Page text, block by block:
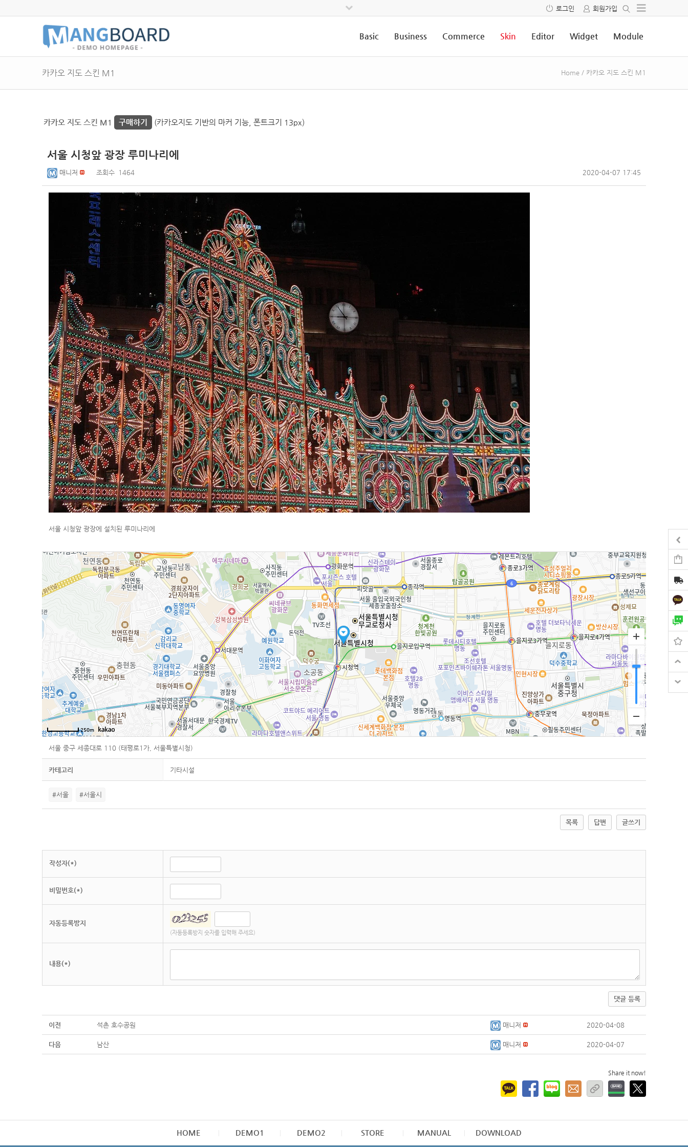
로그인 회원가입
Basic Business Commerce Skin Editor Widget Module
카카오 지도 스킨 M1 Home / 카카오 지도 스킨 M1
카카오 지도 스킨 M1 구매하기 (카카오지도 기반의 마커 기능, 폰트크기 13px)
서울 시청앞 광장 루미나리에
매니저 조회수 1464 2020-04-07 17:45
서울 시청앞 광장에 설치된 루미나리에
250m
서울 중구 세종대로 110 (태평로1가, 서울특별시청)
카테고리 기타시설
#서울 #서울시
목록 답변 글쓰기
작성자(*)
비밀번호(*)
자동등록방지
(자동등록방지 숫자를 입력해 주세요)
내용(*)
댓글 등록
이전 석촌 호수공원 매니저 2020-04-08
다음 남산 매니저 2020-04-07
Share it now!
HOME DEMO1 DEMO2 STORE MANUAL DOWNLOAD